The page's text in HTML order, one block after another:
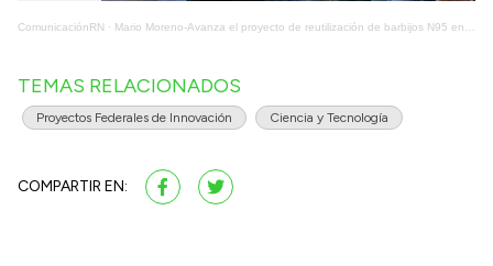
ComunicaciónRN · Mario Moreno-Avanza el proyecto de reutilización de barbijos N95 en Bariloche
TEMAS RELACIONADOS
Proyectos Federales de Innovación Ciencia y Tecnología
COMPARTIR EN: